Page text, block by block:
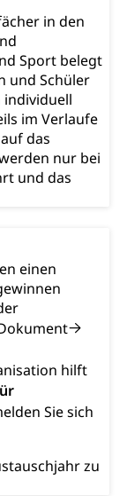
in den
Sport belegt
und Schüler
individuell
im Verlaufe
das
nur bei
und das
einen
hilft
Sie sich
zu
Luzern)
dritte